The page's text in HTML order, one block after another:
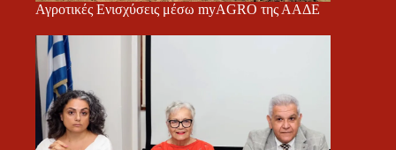
Αγροτικές Ενισχύσεις μέσω myAGRO της ΑΑΔΕ